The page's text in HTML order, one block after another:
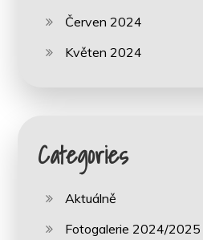
Červen 2024
Květen 2024
Categories
Aktuálně
Fotogalerie 2024/2025